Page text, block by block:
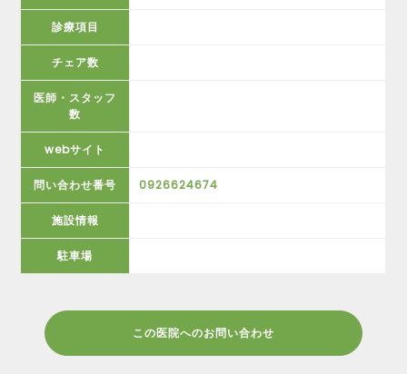
診療項目
チェア数
医師・スタッフ
数
webサイト
問い合わせ番号 0926624674
施設情報
駐車場
この医院へのお問い合わせ